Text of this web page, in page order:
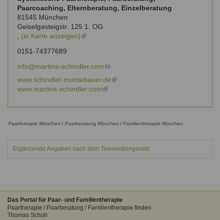
Paarcoaching, Elternberatung, Einzelberatung
81545 München
Geiselgasteigstr. 125 1. OG
, (in Karte anzeigen)(link
0151-74377689
info@martina-schindler.com(link
sends
e-
www.schindler-montebauer.de(link
www.martina-schindler.com(link
external)
Paartherapie München / Paarberatung München / Familientherapie München
Ergänzende Angaben nach dem Telemediengesetz
Das Portal für Paar- und Familientherapie
Paartherapie / Paarberatung / Familientherapie finden
Thomas Schuh